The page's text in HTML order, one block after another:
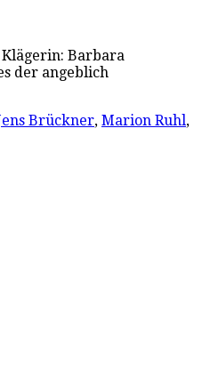
Barbara
der angeblich
Brückner, Marion Ruhl,